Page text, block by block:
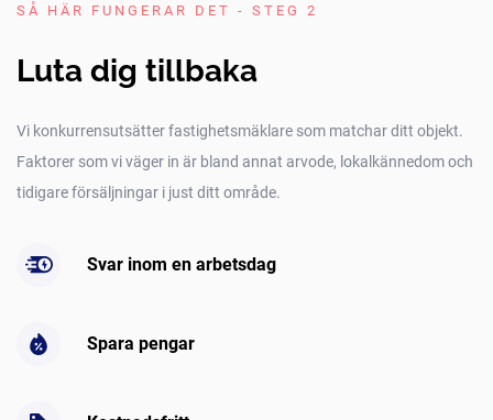
SÅ HÄR FUNGERAR DET - STEG 2
Luta dig tillbaka
Vi konkurrensutsätter fastighetsmäklare som matchar ditt objekt.
Faktorer som vi väger in är bland annat arvode, lokalkännedom och
tidigare försäljningar i just ditt område.
Svar inom en arbetsdag
Spara pengar